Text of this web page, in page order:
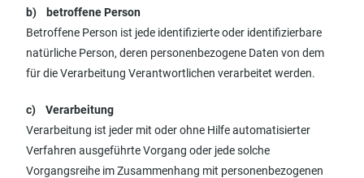
b) betroffene Person
Betroffene Person ist jede identifizierte oder identifizierbare
natürliche Person, deren personenbezogene Daten von dem
für die Verarbeitung Verantwortlichen verarbeitet werden.
c) Verarbeitung
Verarbeitung ist jeder mit oder ohne Hilfe automatisierter
Verfahren ausgeführte Vorgang oder jede solche
Vorgangsreihe im Zusammenhang mit personenbezogenen